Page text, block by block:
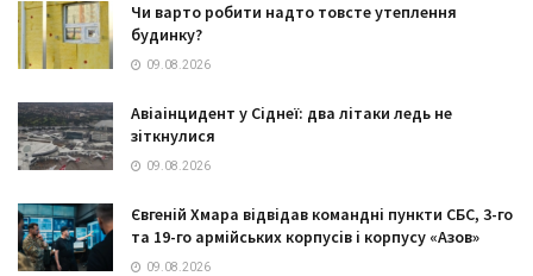
Чи варто робити надто товсте утеплення
будинку?
09.08.2026
Авіаінцидент у Сіднеї: два літаки ледь не
зіткнулися
09.08.2026
Євгеній Хмара відвідав командні пункти СБС, 3-го
та 19-го армійських корпусів і корпусу «Азов»
09.08.2026